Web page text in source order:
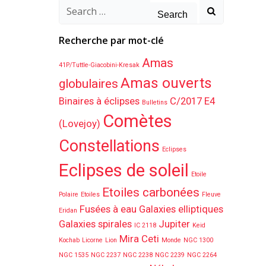
Search
Recherche par mot-clé
41P/Tuttle-Giacobini-Kresak Amas
globulaires Amas ouverts
Binaires à éclipses Bulletins C/2017 E4
(Lovejoy) Comètes
Constellations Eclipses
Eclipses de soleil Etoile
Polaire Etoiles Etoiles carbonées Fleuve
Eridan Fusées à eau Galaxies elliptiques
Galaxies spirales IC 2118 Jupiter Keid
Kochab Licorne Lion Mira Ceti Monde NGC 1300
NGC 1535 NGC 2237 NGC 2238 NGC 2239 NGC 2264